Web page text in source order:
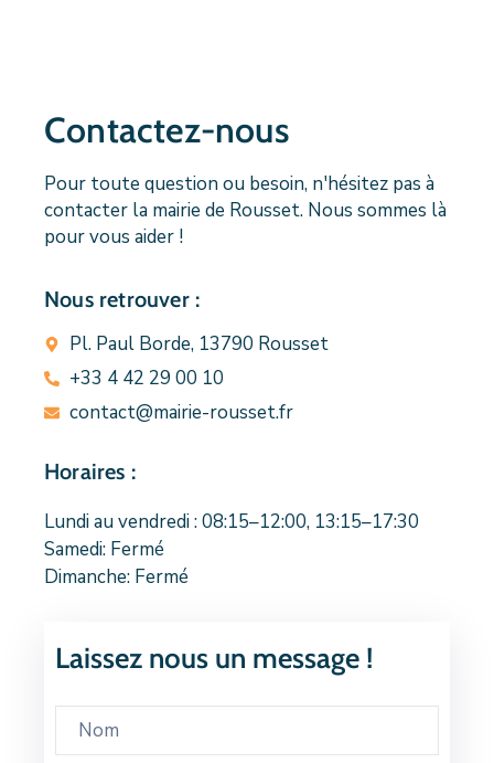
Contactez-nous
Pour toute question ou besoin, n'hésitez pas à
contacter la mairie de Rousset. Nous sommes là
pour vous aider !
Nous retrouver :
Pl. Paul Borde, 13790 Rousset
+33 4 42 29 00 10
contact@mairie-rousset.fr
Horaires :
Lundi au vendredi : 08:15–12:00, 13:15–17:30
Samedi: Fermé
Dimanche: Fermé
Laissez nous un message !